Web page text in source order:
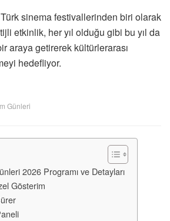
sinema festivallerinden biri olarak
etkinlik, her yıl olduğu gibi bu yıl da
araya getirerek kültürlerarası
hedefliyor.
Günleri
2026 Programı ve Detayları
Gösterim